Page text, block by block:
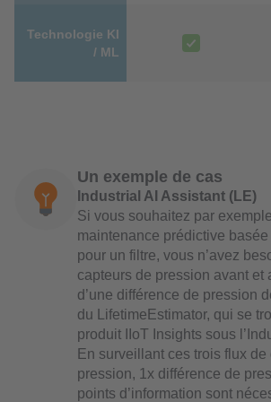
Technologie KI
/ ML
Un exemple de cas
Industrial AI Assistant (LE)
Si vous souhaitez par
maintenance prédictive
pour un filtre, vous n’avez
capteurs de pression avant et
d’une différence de pression
du LifetimeEstimator, qui se
produit IIoT Insights sous
En surveillant ces trois flux de
pression, 1x différence de
points d’information sont